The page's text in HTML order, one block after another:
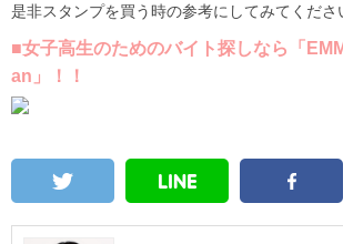
是非スタンプを買う時の参考にしてみてくだ
■女子高生のためのバイト探しなら「
an」！！